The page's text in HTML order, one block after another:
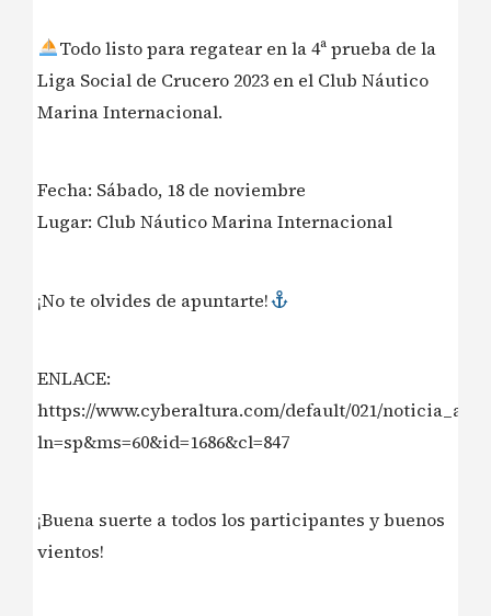
Todo listo para regatear en la 4ª prueba de la
Liga Social de Crucero 2023 en el Club Náutico
Marina Internacional.
Fecha: Sábado, 18 de noviembre
Lugar: Club Náutico Marina Internacional
¡No te olvides de apuntarte!
ENLACE:
https://www.cyberaltura.com/default/021/
ln=sp&ms=60&id=1686&cl=847
¡Buena suerte a todos los participantes y buenos
vientos! ️